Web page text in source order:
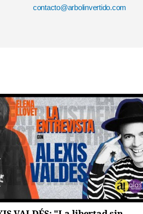
contacto@arbolinvertido.com